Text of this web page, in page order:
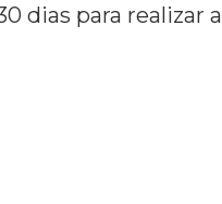
dias para realizar a